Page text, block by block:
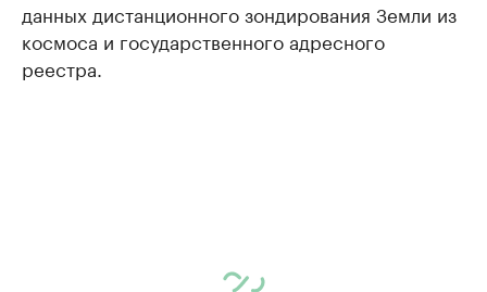
данных дистанционного зондирования Земли из
космоса и государственного адресного
реестра.